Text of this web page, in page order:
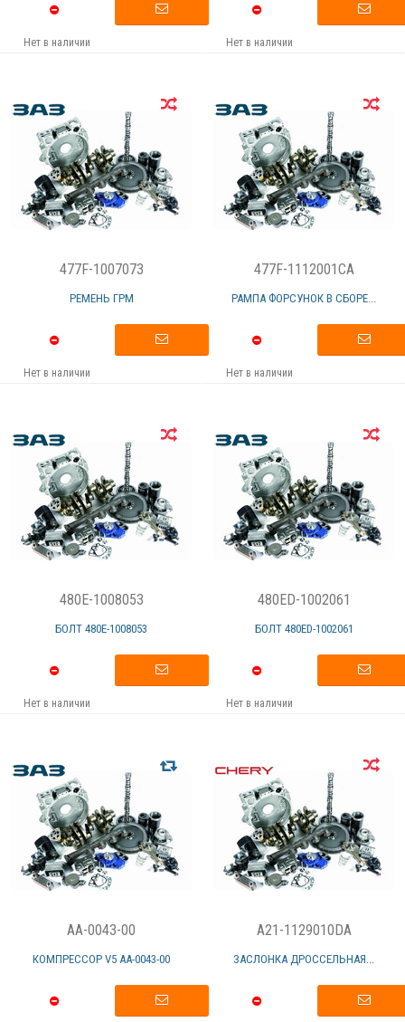
Нет в наличии Нет в наличии
477F-1007073
РЕМЕНЬ ГРМ
Нет в наличии
477F-1112001CA
РАМПА ФОРСУНОК В СБОРЕ...
Нет в наличии
480E-1008053
БОЛТ 480Е-1008053
Нет в наличии
480ED-1002061
БОЛТ 480ЕD-1002061
Нет в наличии
AA-0043-00
КОМПРЕССОР V5 АА-0043-00
A21-1129010DA
ЗАСЛОНКА ДРОССЕЛЬНАЯ...